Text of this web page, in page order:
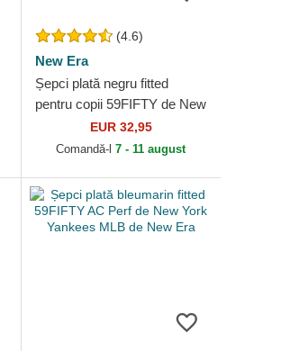
(4.6)
New Era
Șepci plată negru fitted
pentru copii 59FIFTY de New
York Yankees MLB de New
EUR 32,95
Comandă-l7 - 11 august